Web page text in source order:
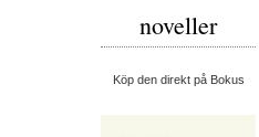
noveller
Köp den direkt på Bokus